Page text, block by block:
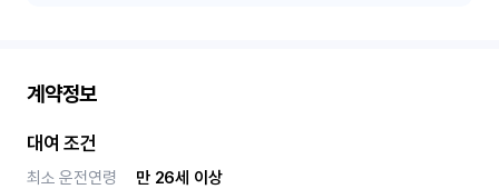
계약정보
대여 조건
최소 운전연령
만 26세 이상